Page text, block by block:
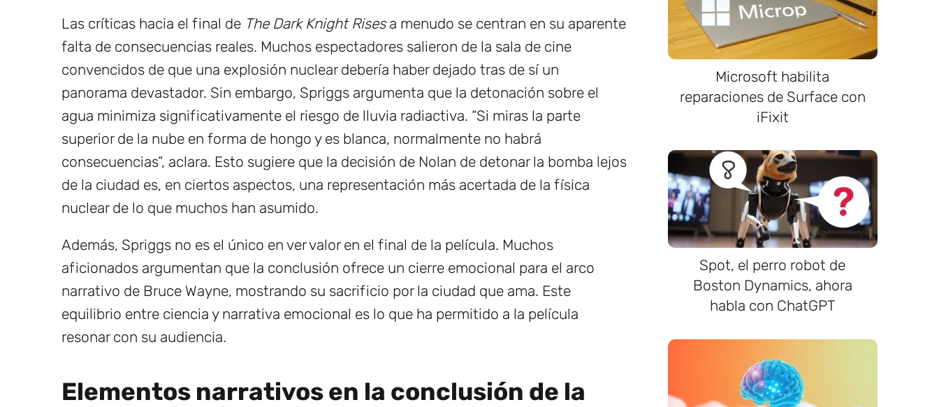
Las críticas hacia el final de The Dark Knight Risesa menudo se centran en su aparente
falta de consecuencias reales. Muchos espectadores salieron de la sala de cine
convencidos de que una explosión nuclear debería haber dejado tras de sí un
panorama devastador. Sin embargo, Spriggs argumenta que la detonación sobre el
agua minimiza significativamente el riesgo de lluvia radiactiva. “Si miras la parte
superior de la nube en forma de hongo y es blanca, normalmente no habrá
consecuencias”, aclara. Esto sugiere que la decisión de Nolan de detonar la bomba lejos
de la ciudad es, en ciertos aspectos, una representación más acertada de la física
nuclear de lo que muchos han asumido.
Además, Spriggs no es el único en ver valor en el final de la película. Muchos
aficionados argumentan que la conclusión ofrece un cierre emocional para el arco
narrativo de Bruce Wayne, mostrando su sacrificio por la ciudad que ama. Este
equilibrio entre ciencia y narrativa emocional es lo que ha permitido a la película
resonar con su audiencia.
Elementos narrativos en la conclusión de la
Microsoft habilita
reparaciones de Surface con
iFixit
Spot, el perro robot de
Boston Dynamics, ahora
habla con ChatGPT